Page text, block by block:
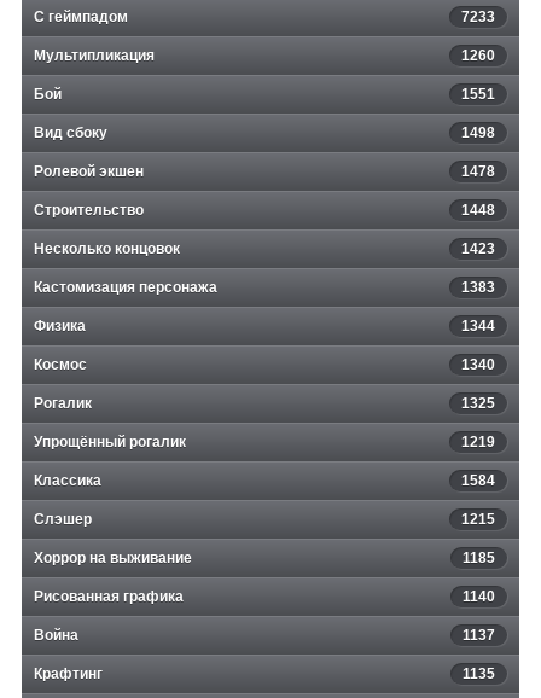
С геймпадом 7233
Мультипликация 1260
Бой 1551
Вид сбоку 1498
Ролевой экшен 1478
Строительство 1448
Несколько концовок 1423
Кастомизация персонажа 1383
Физика 1344
Космос 1340
Рогалик 1325
Упрощённый рогалик 1219
Классика 1584
Слэшер 1215
Хоррор на выживание 1185
Рисованная графика 1140
Война 1137
Крафтинг 1135